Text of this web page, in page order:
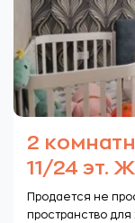
2
11/24 эт.
Продается не
пространство